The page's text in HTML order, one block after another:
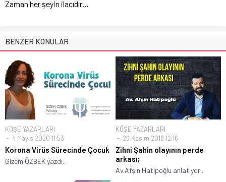
Zaman her şeyin ilacıdır…
BENZER KONULAR
KÖŞE YAZARLARI
4 Mayıs 2020 11:53
Korona Virüs Sürecinde Çocuk
Gizem ÖZBEK yazdı..
KÖŞE YAZARLARI
26 Kasım 2018 12:16
Zihni Şahin olayının perde
arkası;
Av.Afşin Hatipoğlu anlatıyor..